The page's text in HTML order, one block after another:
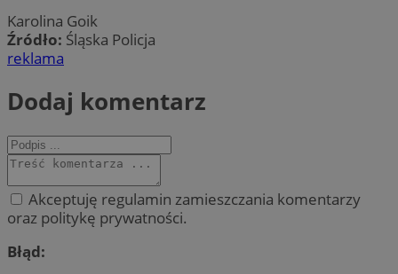
Karolina Goik
Źródło: Śląska Policja
reklama
Dodaj komentarz
Akceptuję regulamin zamieszczania komentarzy
oraz politykę prywatności.
Błąd: